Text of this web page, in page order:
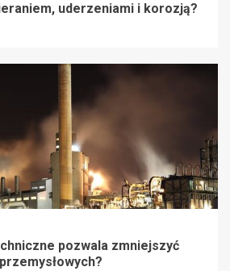
uderzeniami i korozją?
pozwala zmniejszyć